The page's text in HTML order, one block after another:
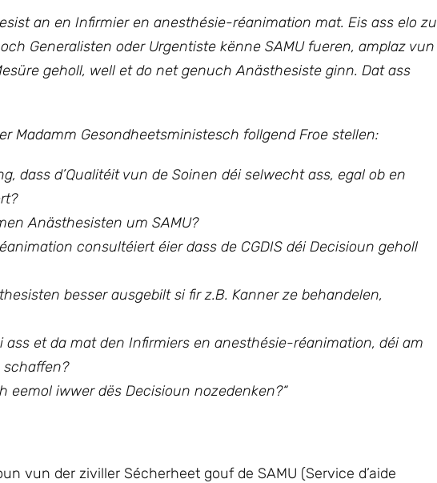
an en Infirmier en anesthésie-réanimation mat. Eis ass elo zu
Generalisten oder Urgentiste kënne SAMU fueren, amplaz vun
geholl, well et do net genuch Anästhesiste ginn. Dat ass
Madamm Gesondheetsministesch follgend Froe stellen:
dass d’Qualitéit vun de Soinen déi selwecht ass, egal ob en
Anästhesisten um SAMU?
consultéiert éier dass de CGDIS déi Decisioun geholl
besser ausgebilt si fir z.B. Kanner ze behandelen,
ass et da mat den Infirmiers en anesthésie-réanimation, déi am
eemol iwwer dës Decisioun nozedenken?“
vun der ziviller Sécherheet gouf de SAMU (Service d’aide